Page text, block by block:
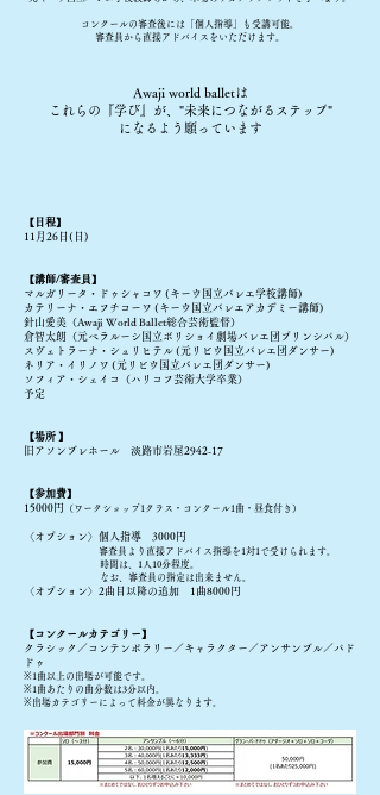
コンクールの審査後には「個人指導」も受講可能。
審査員から直接アドバイスをいただけま す。
Awaji world balletは
これらの『学び』が、"未来につながるステップ"
になるよう 願っています
【日程】
11月 26日(日)
【講師/審査員】
マルガリータ・ドゥシャコワ (キーウ国立バレエ学校講師)
カテリーナ・エフチコーワ (キーウ国立バレエアカデミー講師)
針山愛美（Awaji World Ballet総合芸術監督）
倉智太朗（元ベラルーシ国立ボリショイ劇場バレエ団プリンシパル）
スヴェトラーナ・シュリヒテル (元リビウ国立バレエ団ダンサー)
ネリア・イリノワ (元リビウ国立バレエ団ダンサー)
ソフィア・シェイコ（ハリコフ芸術大学卒業）
予定
【場所 】
旧アソンブレホール 淡路市岩屋2942-17
【参加費】
15000円
（ワークショップ1クラス・コンクール1曲・昼食付き）
〈オプション〉個人指導 3000円
審査員より直接アドバイス指導を1対1で受けられます。
時間は、1人10分程度。
なお、審査員の指定は出来ません。
〈オプション〉2曲目以降の追加 1曲8000円
【コンクールカテゴリー】
​ クラシック／ コンテンポラリー／ キャラクター／ アンサンブル／パド
ドゥ
※1曲以上の出場が可能です。
※1曲あたりの曲分数は3分以内。
※出場カテゴリーによって料金が異なります。